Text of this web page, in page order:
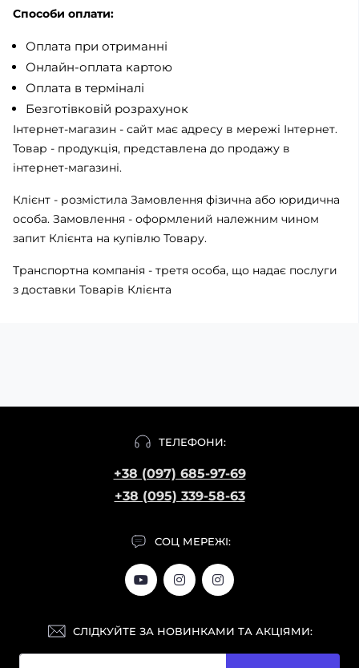
Способи оплати:
Оплата при отриманні
Онлайн-оплата картою
Оплата в терміналі
Безготівковій розрахунок
Інтернет-магазин - сайт має адресу в мережі Інтернет.
Товар - продукція, представлена ​​до продажу в
інтернет-магазині.
Клієнт - розмістила Замовлення фізична або юридична
особа. Замовлення - оформлений належним чином
запит Клієнта на купівлю Товару.
Транспортна компанія - третя особа, що надає послуги
з доставки Товарів Клієнта
ТЕЛЕФОНИ:
+38 (097) 685-97-69
+38 (095) 339-58-63
СОЦ МЕРЕЖІ:
СЛІДКУЙТЕ ЗА НОВИНКАМИ ТА АКЦІЯМИ: